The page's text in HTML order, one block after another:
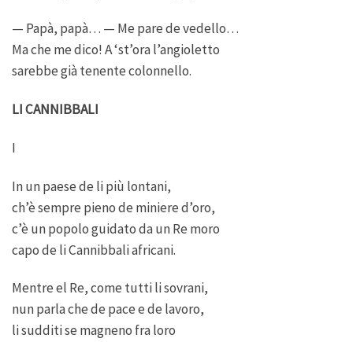
— Papà, papà… — Me pare de vedello…
Ma che me dico! A ‘st’ora l’angioletto
sarebbe già tenente colonnello.
LI CANNIBBALI
I
In un paese de li più lontani,
ch’è sempre pieno de miniere d’oro,
c’è un popolo guidato da un Re moro
capo de li Cannibbali africani.
Mentre el Re, come tutti li sovrani,
nun parla che de pace e de lavoro,
li sudditi se magneno fra loro